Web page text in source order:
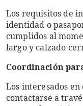
Los requisitos de
identidad o
cumplidos al
largo y calzado
Coordinación
Los interesados
contactarse a